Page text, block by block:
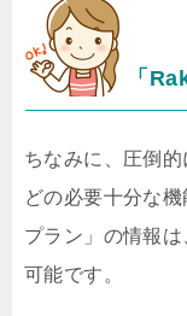
「
ちなみに、圧倒
どの必要十分な
プラン」の情報
可能です。